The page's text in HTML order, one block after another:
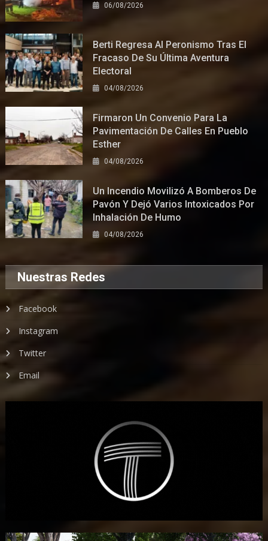
06/08/2026
Berti Regresa Al Peronismo Tras El
Fracaso De Su Última Aventura
Electoral
04/08/2026
Firmaron Un Convenio Para La
Pavimentación De Calles En Pueblo
Esther
04/08/2026
Un Incendio Movilizó A Bomberos De
Pavón Y Dejó Varios Intoxicados Por
Inhalación De Humo
04/08/2026
Nuestras Redes
Facebook
Instagram
Twitter
Email